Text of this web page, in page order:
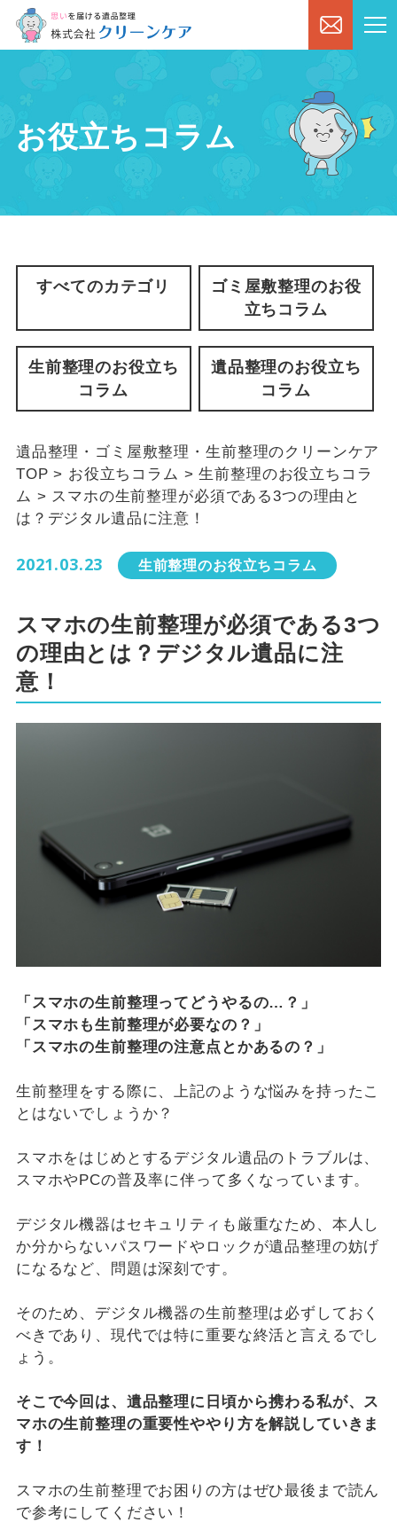
お役立ちコラム
すべてのカテゴリ
ゴミ屋敷整理のお役
立ちコラム
生前整理のお役立ち
コラム
遺品整理のお役立ち
コラム
遺品整理・ゴミ屋敷整理・生前整理のクリーンケア
TOP > お役立ちコラム >生前整理のお役立ちコラ
ム > スマホの生前整理が必須である3つの理由と
は？デジタル遺品に注意！
2021.03.23 生前整理のお役立ちコラム
スマホの生前整理が必須である3つ
の理由とは？デジタル遺品に注
意！
「スマホの生前整理ってどうやるの…？」
「スマホも生前整理が必要なの？」
「スマホの生前整理の注意点とかあるの？」
生前整理をする際に、上記のような悩みを持ったこ
とはないでしょうか？
スマホをはじめとするデジタル遺品のトラブルは、
スマホやPCの普及率に伴って多くなっています。
デジタル機器はセキュリティも厳重なため、本人し
か分からないパスワードやロックが遺品整理の妨げ
になるなど、問題は深刻です。
そのため、デジタル機器の生前整理は必ずしておく
べきであり、現代では特に重要な終活と言えるでし
ょう。
そこで今回は、遺品整理に日頃から携わる私が、ス
マホの生前整理の重要性ややり方を解説していきま
す！
スマホの生前整理でお困りの方はぜひ最後まで読ん
で参考にしてください！